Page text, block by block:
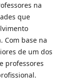
na
que
Com base na
de um dos
professores